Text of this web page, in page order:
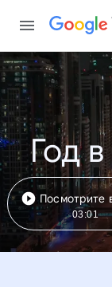
Год
Посмотрите
03:01